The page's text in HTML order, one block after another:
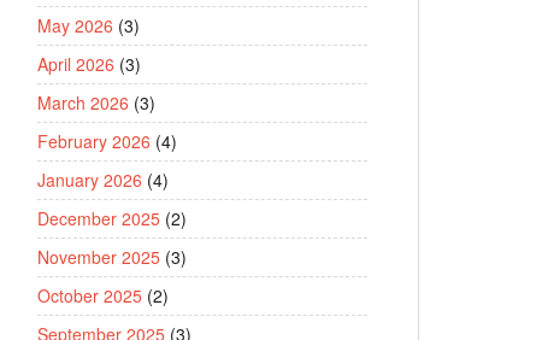
May 2026 (3)
April 2026 (3)
March 2026 (3)
February 2026 (4)
January 2026 (4)
December 2025 (2)
November 2025 (3)
October 2025 (2)
September 2025 (3)